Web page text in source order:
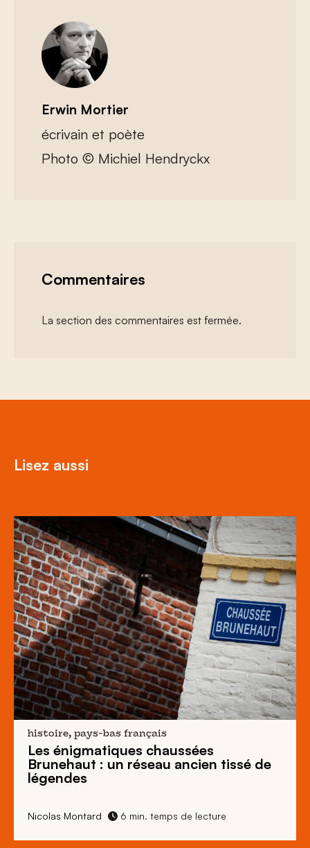
Erwin Mortier
écrivain et poète
Photo © Michiel Hendryckx
Commentaires
La section des commentaires est fermée.
Lisez aussi
histoire, pays-bas français
Les énigmatiques chaussées
Brunehaut : un réseau ancien tissé de
légendes
Nicolas Montard 6 min. temps de lecture